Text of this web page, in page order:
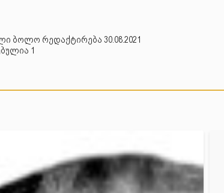
ბოლო რედაქტირება 30.08.2021
1